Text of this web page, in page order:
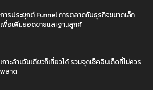
การประยุกต์ Funnel การตลาดกับธุรกิจขนาดเล็ก
เพื่อเพิ่มยอดขายและฐานลูกค้
เกาะล้านวันเดียวก็เที่ยวได้ รวมจุดเช็คอินเด็ดที่ไม่ควร
พลาด